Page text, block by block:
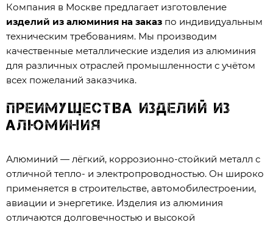
Компания в Москве предлагает изготовление
изделий из алюминия на заказ по индивидуальным
техническим требованиям. Мы производим
качественные металлические изделия из алюминия
для различных отраслей промышленности с учётом
всех пожеланий заказчика.
Преимущества изделий из
алюминия
Алюминий — лёгкий, коррозионно-стойкий металл с
отличной тепло- и электропроводностью. Он широко
применяется в строительстве, автомобилестроении,
авиации и энергетике. Изделия из алюминия
отличаются долговечностью и высокой